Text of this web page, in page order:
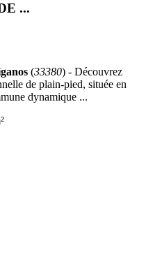
...
(33380) - Découvrez
de plain-pied, située en
dynamique ...